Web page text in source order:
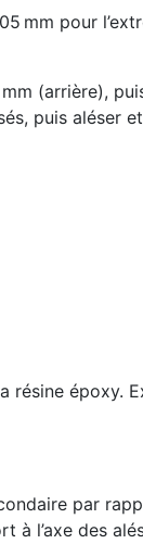
mm pour
(arrière),
puis aléser
époxy.
par
l’axe des